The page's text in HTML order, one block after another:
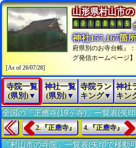
山形県村山市
神社157,167箇
府県別のお寺台帳』
グ発信ホームページ
[As of 26/07/28]
寺院一覧
(県別)▼
神社一覧
(県別)▼
寺院ラン
キング▼
神社
キン
全国の「正應寺(19ヶ寺)」一覧表(矢
2.『正應寺』 4.『正應寺』
「村山市の寺院」一覧表(矢印で移動